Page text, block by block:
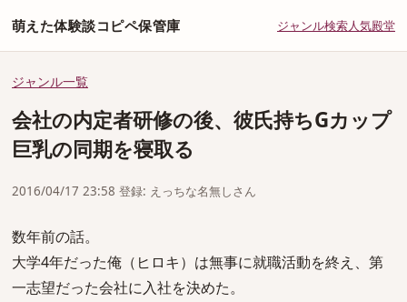
萌えた体験談コピペ保管庫 ジャンル検索人気殿堂
ジャンル一覧
会社の内定者研修の後、彼氏持ちGカップ
巨乳の同期を寝取る
2016/04/17 23:58 登録: えっちな名無しさん
数年前の話。
大学4年だった俺（ヒロキ）は無事に就職活動を終え、第
一志望だった会社に入社を決めた。